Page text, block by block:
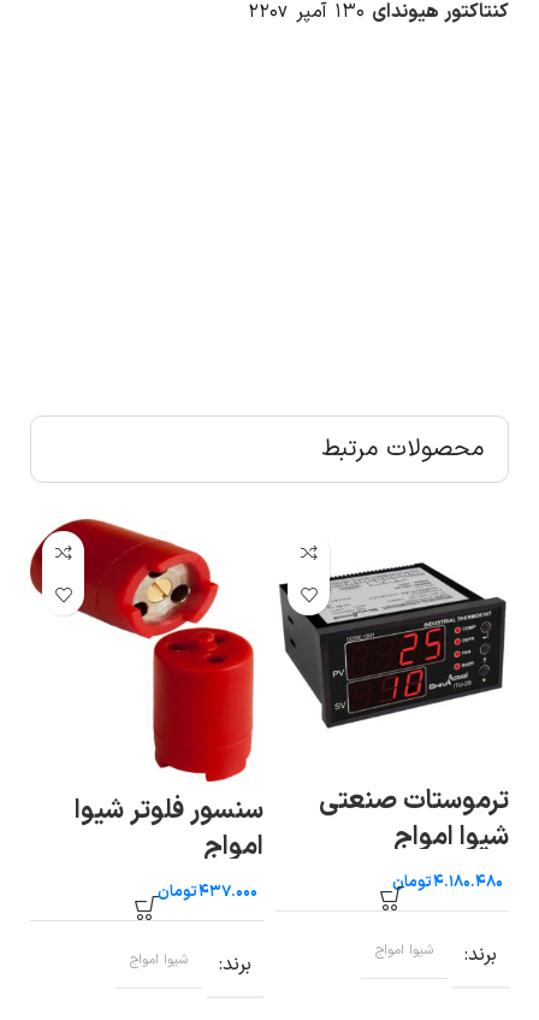
کنتاکتور هیوندای
محصولات مرتبط
ترموستات صنعتی
شیوا امواج
تومان
برند شیوا امواج
سنسور فلوتر شیوا
امواج
تومان
برند شیوا امواج